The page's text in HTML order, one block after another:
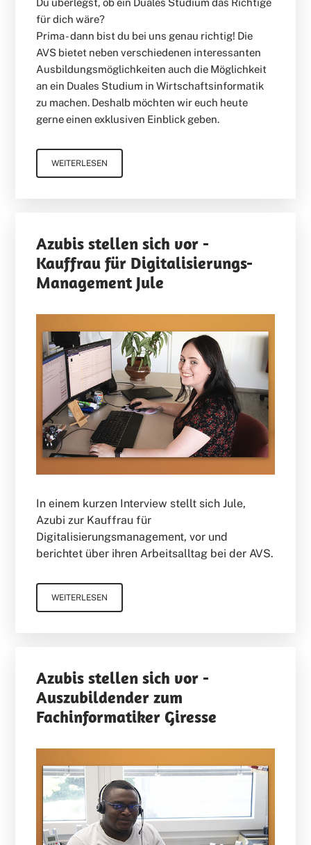
Du überlegst, ob ein Duales Studium das Richtige
für dich wäre?
Prima - dann bist du bei uns genau richtig! Die
AVS bietet neben verschiedenen interessanten
Ausbildungsmöglichkeiten auch die Möglichkeit
an ein Duales Studium in Wirtschaftsinformatik
zu machen. Deshalb möchten wir euch heute
gerne einen exklusiven Einblick geben.
WEITERLESEN
Azubis stellen sich vor -
Kauffrau für Digitalisierungs-
Management Jule
In einem kurzen Interview stellt sich Jule,
Azubi zur Kauffrau für
Digitalisierungsmanagement, vor und
berichtet über ihren Arbeitsalltag bei der AVS.
WEITERLESEN
Azubis stellen sich vor -
Auszubildender zum
Fachinformatiker Giresse